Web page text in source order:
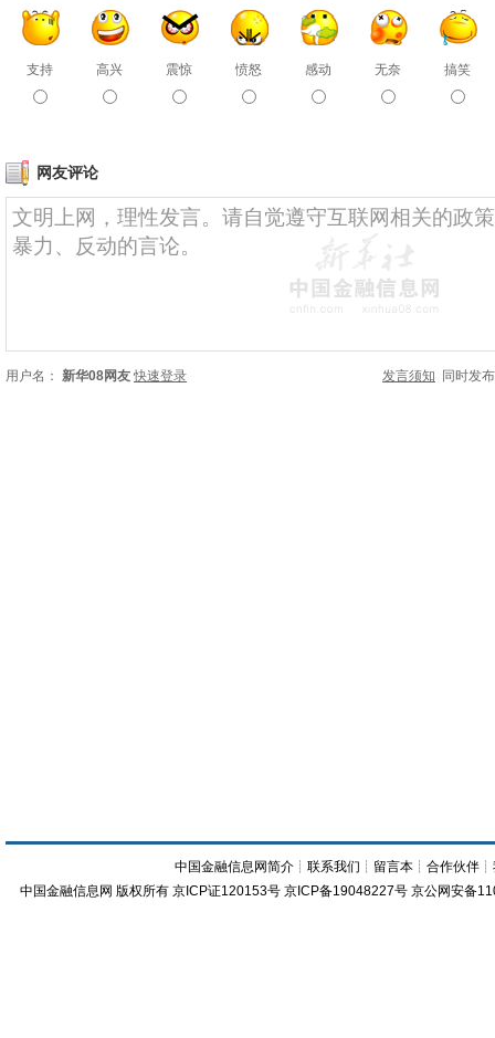
支持 高兴 震惊 愤怒 感动 无奈 搞笑
网友评论
用户名： 新华08网友 快速登录 发言须知 同时发
中国金融信息网简介 ┊联系我们 ┊ 留言本 ┊合作伙伴 ┊
中国金融信息网 版权所有 京ICP证120153号 京ICP备19048227号 京公网安备